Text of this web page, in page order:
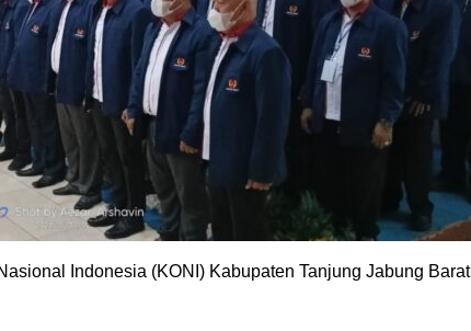
Indonesia (KONI) Kabupaten Tanjung Jabung Barat